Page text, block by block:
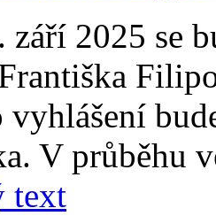
září 2025 se
V průběhu
text